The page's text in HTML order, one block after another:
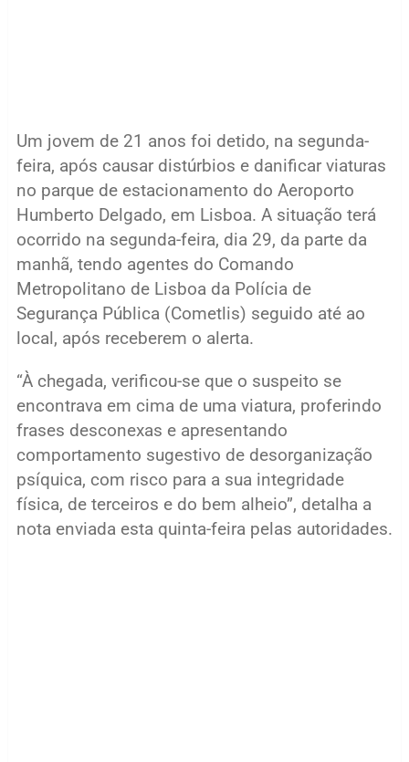
Um jovem de 21 anos foi detido, na segunda-
feira, após causar distúrbios e danificar viaturas
no parque de estacionamento do Aeroporto
Humberto Delgado, em Lisboa. A situação terá
ocorrido na segunda-feira, dia 29, da parte da
manhã, tendo agentes do Comando
Metropolitano de Lisboa da Polícia de
Segurança Pública (Cometlis) seguido até ao
local, após receberem o alerta.
“À chegada, verificou-se que o suspeito se
encontrava em cima de uma viatura, proferindo
frases desconexas e apresentando
comportamento sugestivo de desorganização
psíquica, com risco para a sua integridade
física, de terceiros e do bem alheio”, detalha a
nota enviada esta quinta-feira pelas autoridades.